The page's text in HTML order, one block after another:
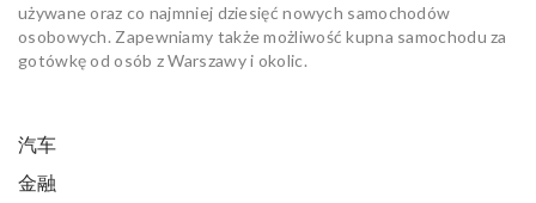
używane oraz co najmniej dziesięć nowych samochodów
osobowych. Zapewniamy także możliwość kupna samochodu za
gotówkę od osób z Warszawy i okolic.
汽车
金融